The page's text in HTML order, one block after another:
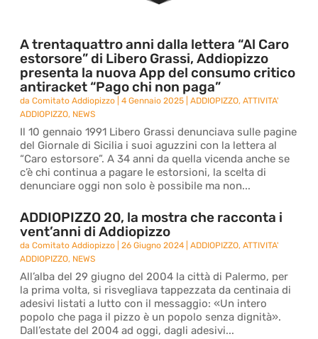
A trentaquattro anni dalla lettera “Al Caro
estorsore” di Libero Grassi, Addiopizzo
presenta la nuova App del consumo critico
antiracket “Pago chi non paga”
daComitato Addiopizzo |4 Gennaio 2025 |ADDIOPIZZO,ATTIVITA'
ADDIOPIZZO, NEWS
Il 10 gennaio 1991 Libero Grassi denunciava sulle pagine
del Giornale di Sicilia i suoi aguzzini con la lettera al
“Caro estorsore”. A 34 anni da quella vicenda anche se
c’è chi continua a pagare le estorsioni, la scelta di
denunciare oggi non solo è possibile ma non...
ADDIOPIZZO 20, la mostra che racconta i
vent’anni di Addiopizzo
daComitato Addiopizzo |26 Giugno 2024 |ADDIOPIZZO,ATTIVITA'
ADDIOPIZZO, NEWS
All’alba del 29 giugno del 2004 la città di Palermo, per
la prima volta, si risvegliava tappezzata da centinaia di
adesivi listati a lutto con il messaggio: «Un intero
popolo che paga il pizzo è un popolo senza dignità».
Dall’estate del 2004 ad oggi, dagli adesivi...